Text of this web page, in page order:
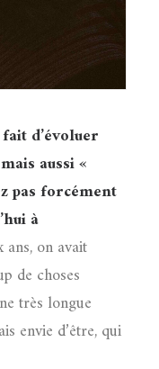
d’évoluer
aussi «
pas forcément
à
on avait
de choses
très longue
envie d’être, qui